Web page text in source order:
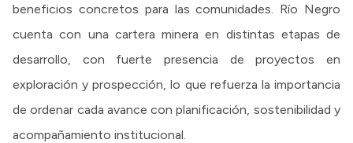
beneficios concretos para las comunidades. Río Negro
cuenta con una cartera minera en distintas etapas de
desarrollo, con fuerte presencia de proyectos en
exploración y prospección, lo que refuerza la importancia
de ordenar cada avance con planificación, sostenibilidad y
acompañamiento institucional.